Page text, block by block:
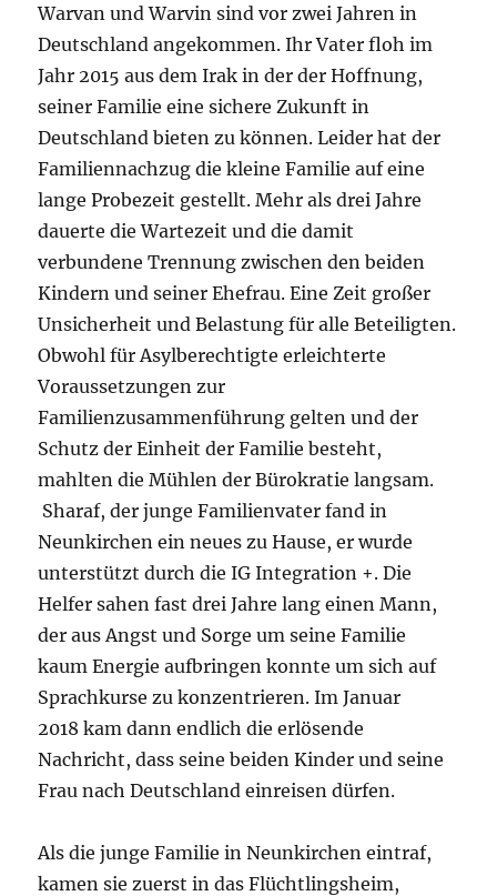
Warvan und Warvin sind vor zwei Jahren in
Deutschland angekommen. Ihr Vater floh im
Jahr 2015 aus dem Irak in der der Hoffnung,
seiner Familie eine sichere Zukunft in
Deutschland bieten zu können. Leider hat der
Familiennachzug die kleine Familie auf eine
lange Probezeit gestellt. Mehr als drei Jahre
dauerte die Wartezeit und die damit
verbundene Trennung zwischen den beiden
Kindern und seiner Ehefrau. Eine Zeit großer
Unsicherheit und Belastung für alle Beteiligten.
Obwohl für Asylberechtigte erleichterte
Voraussetzungen zur
Familienzusammenführung gelten und der
Schutz der Einheit der Familie besteht,
mahlten die Mühlen der Bürokratie langsam.
Sharaf, der junge Familienvater fand in
Neunkirchen ein neues zu Hause, er wurde
unterstützt durch die IG Integration +. Die
Helfer sahen fast drei Jahre lang einen Mann,
der aus Angst und Sorge um seine Familie
kaum Energie aufbringen konnte um sich auf
Sprachkurse zu konzentrieren. Im Januar
2018 kam dann endlich die erlösende
Nachricht, dass seine beiden Kinder und seine
Frau nach Deutschland einreisen dürfen.
Als die junge Familie in Neunkirchen eintraf,
kamen sie zuerst in das Flüchtlingsheim,